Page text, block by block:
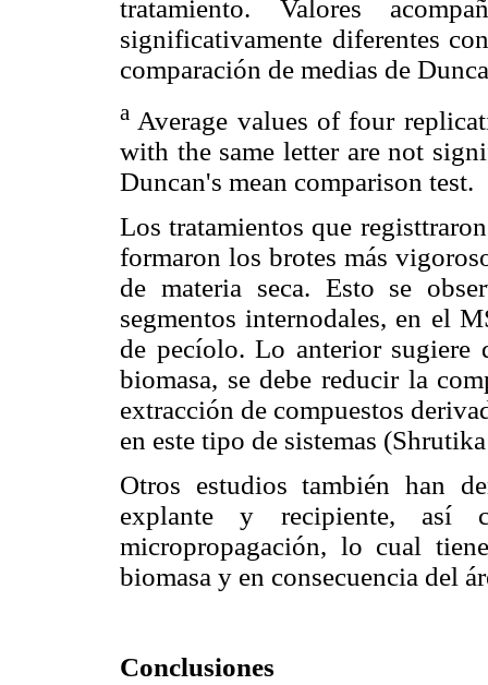
tratamiento. Valores
significativamente diferentes
comparación de medias de
a Average values of four
with the same letter are not
Duncan's mean comparison test.
Los tratamientos que
formaron los brotes más
de materia seca. Esto se
segmentos internodales, en el
de pecíolo. Lo anterior sugiere
biomasa, se debe reducir la
extracción de compuestos
en este tipo de sistemas
Otros estudios también han
explante y recipiente, así
micropropagación, lo cual
biomasa y en consecuencia del
Conclusiones